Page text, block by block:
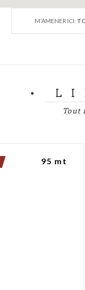
M’AMENER ICI:
Tout
95 mt